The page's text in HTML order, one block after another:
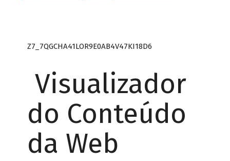
Z7_7QGCHA41LOR9E0AB4V47KI18D6
Visualizador
do Conteúdo
da Web